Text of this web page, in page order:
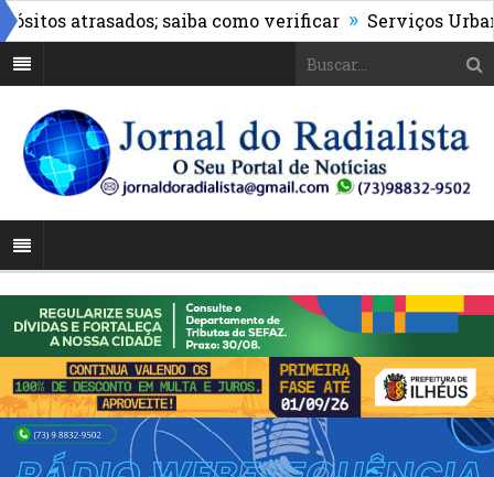
atrasados; saiba como verificar » Serviços Urbanos